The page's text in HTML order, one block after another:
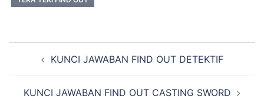
Navigasi
Tulisan
KUNCI JAWABAN FIND OUT DETEKTIF
KUNCI JAWABAN FIND OUT CASTING SWORD